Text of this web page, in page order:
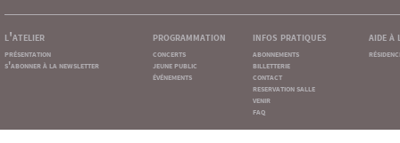
l'atelier
présentation
s'abonner à la newsletter
programmation
concerts
jeune public
événements
infos pratiques
abonnements
billetterie
contact
reservation salle
venir
faq
aide